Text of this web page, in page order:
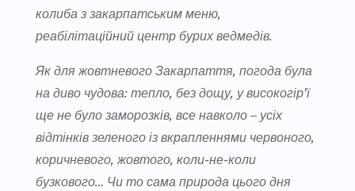
колиба з закарпатським меню,
реабілітаційний центр бурих ведмедів.
Як для жовтневого Закарпаття, погода була
на диво чудова: тепло, без дощу, у високогір’ї
ще не було заморозків, все навколо – усіх
відтінків зеленого із вкрапленнями червоного,
коричневого, жовтого, коли-не-коли
бузкового… Чи то сама природа цього дня